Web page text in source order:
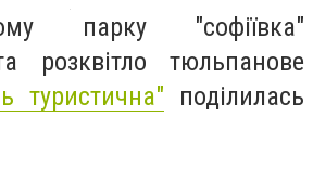
парку "софіївка"
розквітло тюльпанове
туристична" поділилась